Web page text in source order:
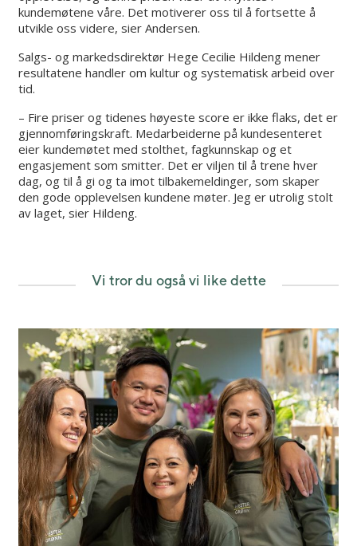
kundemøtene våre. Det motiverer oss til å fortsette å
utvikle oss videre, sier Andersen.
Salgs- og markedsdirektør Hege Cecilie Hildeng mener
resultatene handler om kultur og systematisk arbeid over
tid.
– Fire priser og tidenes høyeste score er ikke flaks, det er
gjennomføringskraft. Medarbeiderne på kundesenteret
eier kundemøtet med stolthet, fagkunnskap og et
engasjement som smitter. Det er viljen til å trene hver
dag, og til å gi og ta imot tilbakemeldinger, som skaper
den gode opplevelsen kundene møter. Jeg er utrolig stolt
av laget, sier Hildeng.
Vi tror du også vi like dette